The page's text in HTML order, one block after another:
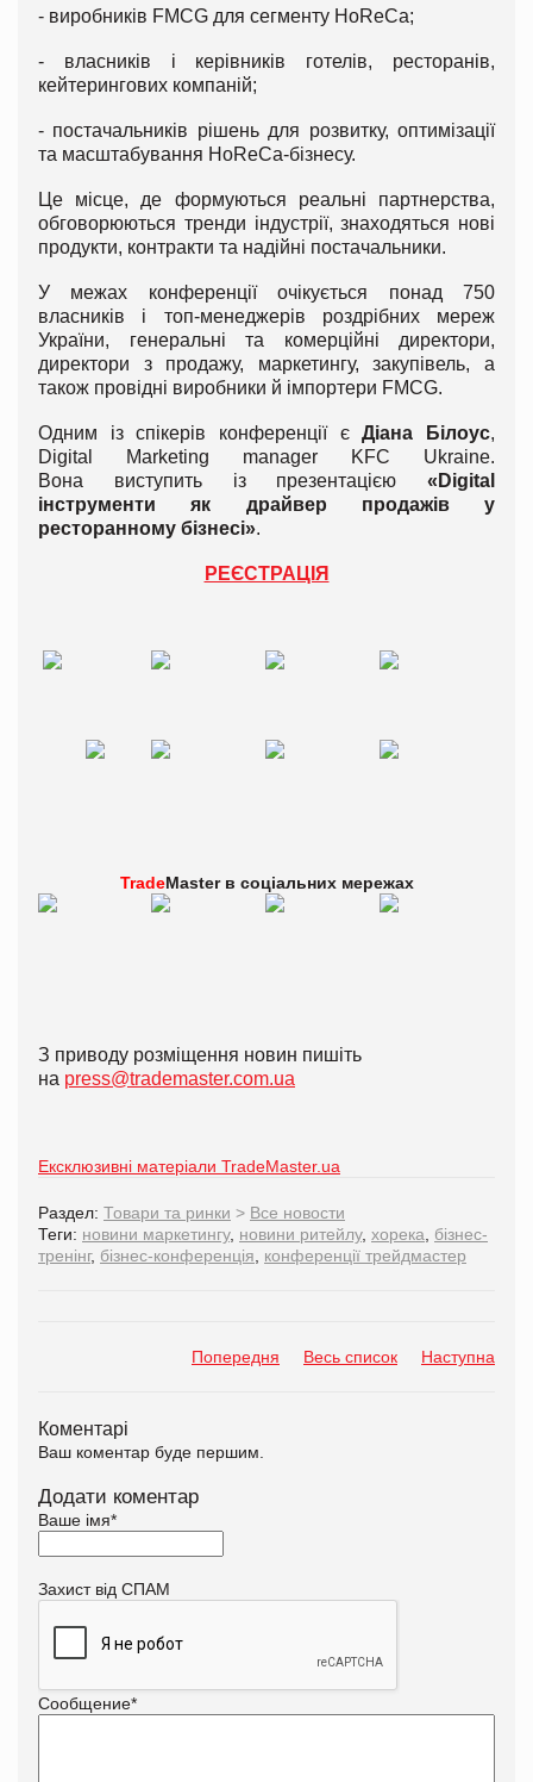
- виробників FMCG для сегменту HoReCa;
- власників і керівників готелів, ресторанів,
кейтерингових компаній;
- постачальників рішень для розвитку, оптимізації
та масштабування HoReCa-бізнесу.
Це місце, де формуються реальні партнерства,
обговорюються тренди індустрії, знаходяться нові
продукти, контракти та надійні постачальники.
У межах конференції очікується понад 750
власників і топ-менеджерів роздрібних мереж
України, генеральні та комерційні директори,
директори з продажу, маркетингу, закупівель, а
також провідні виробники й імпортери FMCG.
Одним із спікерів конференції єДіана Білоус,
Digital Marketing manager KFC Ukraine.
Вона виступить із презентацією «Digital
інструменти як драйвер продажів у
ресторанному бізнесі».
РЕЄСТРАЦІЯ
TradeMaster в соціальних мережах
З приводу розміщення новин пишіть
на press@trademaster.com.ua
Ексклюзивні матеріали TradeMaster.ua
Раздел: Товари та ринки > Все новости
Теги: новини маркетингу, новини ритейлу, хорека
бізнес-
тренінг, бізнес-конференція конференції трейдмастер
Попередня Весь список Наступна
Коментарі
Ваш коментар буде першим.
Додати коментар
Ваше імя*
Захист від СПАМ
Сообщение*